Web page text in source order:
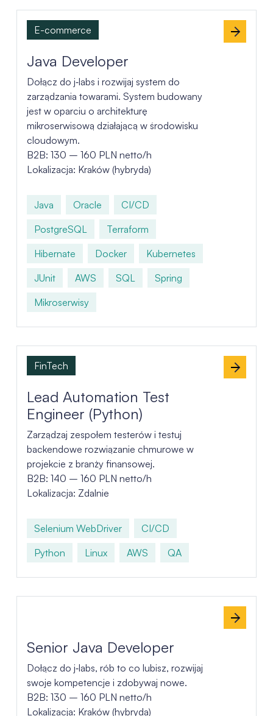
Java Developer
Dołącz do j‑labs i rozwijaj system do
zarządzania towarami. System budowany
jest w oparciu o architekturę
mikroserwisową działającą w środowisku
cloudowym.
B2B: 130 – 160 PLN netto/h
Lokalizacja: Kraków (hybryda)
E-commerce
Java Oracle
CI/CD
PostgreSQL
Terraform
Hibernate
Docker
Kubernetes
JUnit
AWS SQL
Spring
Mikroserwisy
Lead Automation Test
Engineer (Python)
Zarządzaj zespołem testerów i testuj
backendowe rozwiązanie chmurowe w
projekcie z branży finansowej.
B2B: 140 – 160 PLN netto/h
Lokalizacja: Zdalnie
FinTech
Selenium WebDriver
CI/CD
Python
Linux AWS QA
Senior Java Developer
Dołącz do j‑labs, rób to co lubisz, rozwijaj
swoje kompetencje i zdobywaj nowe.
B2B: 130 – 160 PLN netto/h
Lokalizacja: Kraków (hybryda)